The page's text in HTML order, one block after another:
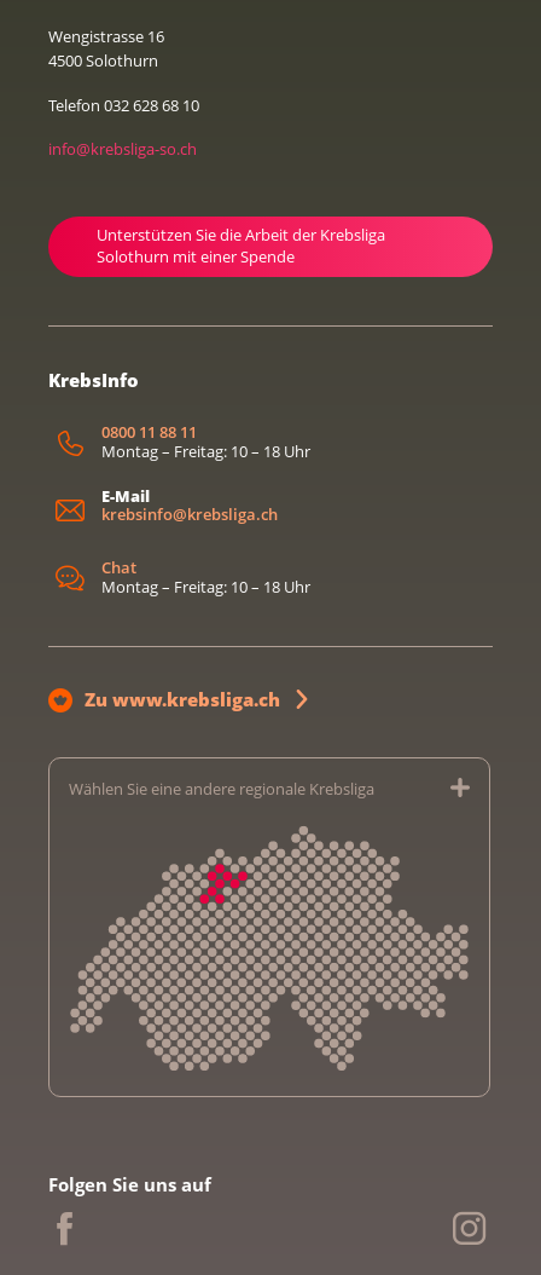
Wengistrasse 16
4500 Solothurn
Telefon 032 628 68 10
info@krebsliga-so.ch
Unterstützen Sie die Arbeit der Krebsliga
Solothurn mit einer Spende
KrebsInfo
0800 11 88 11
Montag – Freitag: 10 – 18 Uhr
E-Mail
krebsinfo@krebsliga.ch
Chat
Montag – Freitag: 10 – 18 Uhr
Zu www.krebsliga.ch
Wählen Sie eine andere regionale Krebsliga
Krebsliga Bern
Krebsliga Freiburg
Folgen Sie uns auf